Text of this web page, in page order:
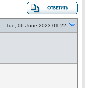
Tue, 06 June 2023 01:22